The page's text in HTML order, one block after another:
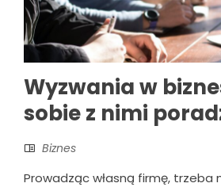
Wyzwania w
sobie z nimi
Biznes
Prowadząc własną firmę, trzeba